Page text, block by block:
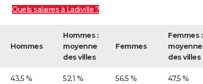
Quels salaires à Ladiville ?
Hommes
Hommes :
moyenne
des villes
Femmes
Femmes :
moyenne
des villes
43,5 % 52,1 % 56,5 % 47,5 %